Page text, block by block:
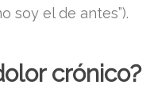
soy el de antes”).
crónico?